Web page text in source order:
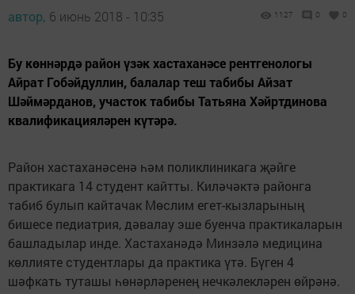
автор, 6 июнь 2018 - 10:35 1127 0 0
Бу көннәрдә район үзәк хастаханәсе рентгенологы
Айрат Гобәйдуллин, балалар теш табибы Айзат
Шәймәрданов, участок табибы Татьяна Хәйртдинова
квалификацияләрен күтәрә.
Район хастаханәсенә һәм поликлиникага җәйге
практикага 14 студент кайтты. Киләчәктә районга
табиб булып кайтачак Мөслим егет-кызларының
бишесе педиатрия, дәвалау эше буенча практикаларын
башладылар инде. Хастаханәдә Минзәлә медицина
көллияте студентлары да практика үтә. Бүген 4
шәфкать туташы һөнәрләренең нечкәлекләрен өйрәнә.